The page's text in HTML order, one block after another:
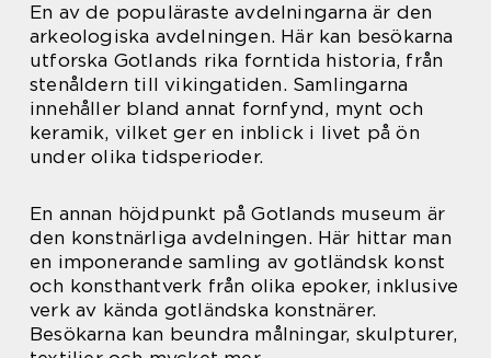
En av de populäraste avdelningarna är den
arkeologiska avdelningen. Här kan besökarna
utforska Gotlands rika forntida historia, från
stenåldern till vikingatiden. Samlingarna
innehåller bland annat fornfynd, mynt och
keramik, vilket ger en inblick i livet på ön
under olika tidsperioder.
En annan höjdpunkt på Gotlands museum är
den konstnärliga avdelningen. Här hittar man
en imponerande samling av gotländsk konst
och konsthantverk från olika epoker, inklusive
verk av kända gotländska konstnärer.
Besökarna kan beundra målningar, skulpturer,